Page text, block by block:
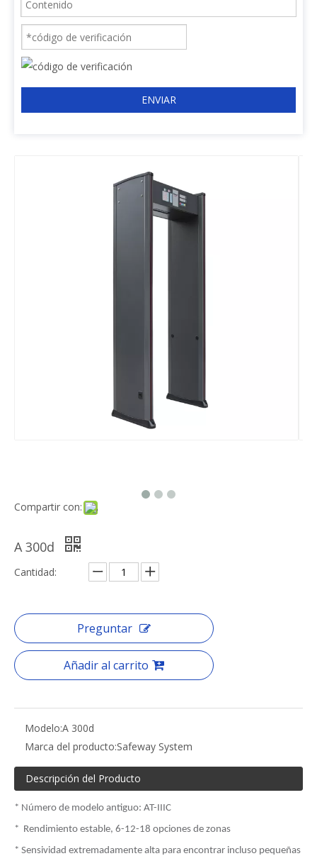
ENVIAR
Compartir con:
A 300d
Cantidad:
Preguntar
Añadir al carrito
Modelo:A 300d
Marca del producto:Safeway System
Descripción del Producto
* Número de modelo antiguo: AT-IIIC
* Rendimiento estable, 6-12-18 opciones de zonas
* Sensividad extremadamente alta para encontrar incluso pequeñas